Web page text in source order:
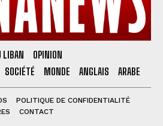
LIBAN
OPINION
SOCIÉTÉ MONDE ANGLAIS ARABE
POLITIQUE DE CONFIDENTIALITÉ
CONTACT